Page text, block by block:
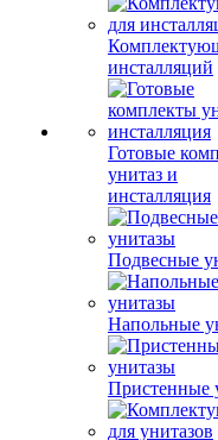
инсталляций
Готовые
унитаз и
инсталляция
Подвесные
Напольные
Пристенные